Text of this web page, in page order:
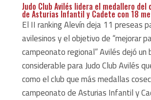
Judo Club Avilés lidera el medallero del
de Asturias Infantil y Cadete con 18
El II ranking Alevín deja 11 preseas
avilesinos y el objetivo de “mejorar
campeonato regional” Avilés dejó un
considerable para Judo Club Avilés
como el club que más medallas
campeonato de Asturias Infantil y